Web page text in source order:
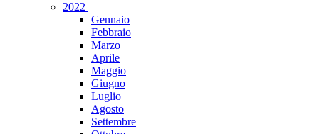
2022
Gennaio
Febbraio
Marzo
Aprile
Maggio
Giugno
Luglio
Agosto
Settembre